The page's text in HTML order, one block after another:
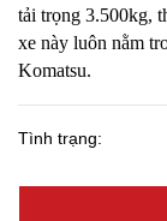
tải trọng 3.500kg,
xe này luôn nằm
Komatsu.
Tình trạng: